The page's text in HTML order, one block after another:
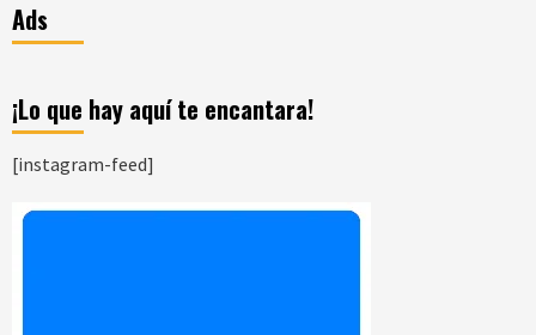
Ads
¡Lo que hay aquí te encantara!
[instagram-feed]